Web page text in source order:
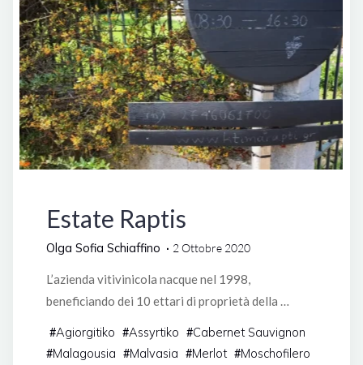
Estate Raptis
Olga Sofia Schiaffino 2 Ottobre 2020
L’azienda vitivinicola nacque nel 1998,
beneficiando dei 10 ettari di proprietà della …
#Agiorgitiko #Assyrtiko #Cabernet Sauvignon
#Malagousia #Malvasia #Merlot #Moschofilero